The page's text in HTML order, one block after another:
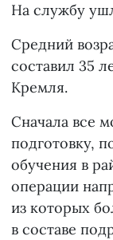
На службу
Средний
составил 35
Кремля.
Сначала все
подготовку,
обучения в
операции
из которых
в составе